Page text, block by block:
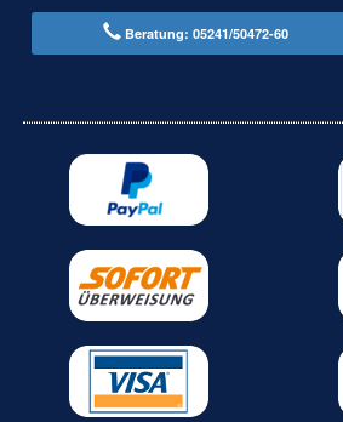
Beratung: 05241/50472-60